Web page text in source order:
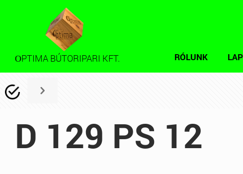
OPTIMA BÚTORIPARI KFT. RÓLUNK
D 129 PS 12